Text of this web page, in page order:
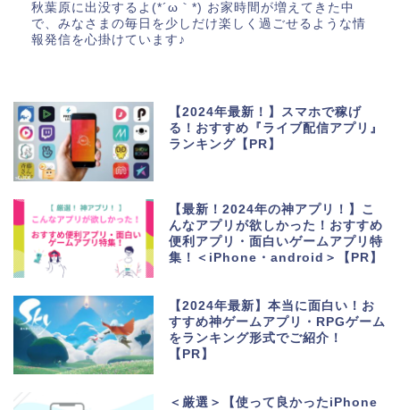
秋葉原に出没するよ(*´ω｀*) お家時間が増えてきた中
で、みなさまの毎日を少しだけ楽しく過ごせるような情
報発信を心掛けています♪
【2024年最新！】スマホで稼げ
る！おすすめ『ライブ配信アプリ』
ランキング【PR】
【最新！2024年の神アプリ！】こ
んなアプリが欲しかった！おすすめ
便利アプリ・面白いゲームアプリ特
集！＜iPhone・android＞【PR】
【2024年最新】本当に面白い！お
すすめ神ゲームアプリ・RPGゲーム
をランキング形式でご紹介！
【PR】
＜厳選＞【使って良かったiPhone